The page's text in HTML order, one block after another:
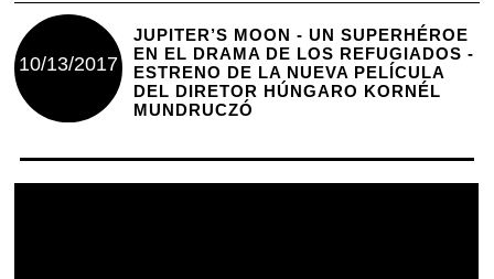
10/13/2017
JUPITER’S MOON - UN SUPERHÉROE
EN EL DRAMA DE LOS REFUGIADOS -
ESTRENO DE LA NUEVA PELÍCULA
DEL DIRETOR HÚNGARO KORNÉL
MUNDRUCZÓ